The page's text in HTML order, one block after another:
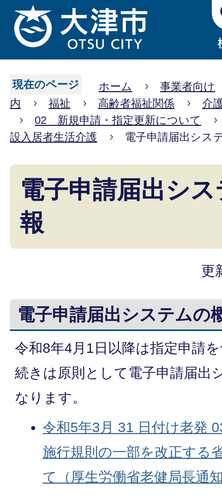
現在のページ ホーム
事業者向け
内
福祉 高齢者福祉関係
介
02 新規申請・指定更新について
設入居者生活介護
電子申請届出シス
電子申請届出シ
報
更
電子申請届出システムの
令和8年4月1日以降は指定申請
続きは原則として電子申請届出
なります。
令和5年3月 31 日付け老発
施行規則の一部を改正する
て（厚生労働省老健局長通